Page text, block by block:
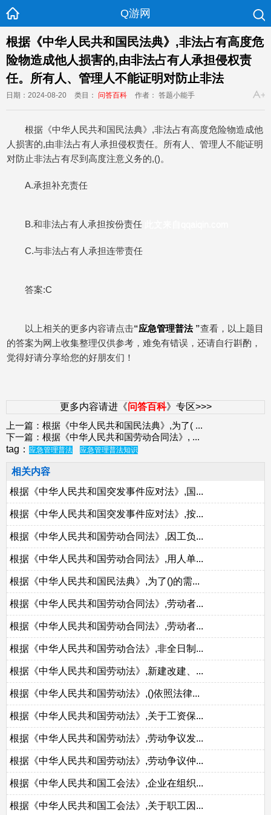
Q游网
根据《中华人民共和国民法典》,非法占有高度危
险物造成他人损害的,由非法占有人承担侵权责
任。所有人、管理人不能证明对防止非法
日期：2024-08-20 类目： 问答百科 作者： 答题小能手
根据《中华人民共和国民法典》,非法占有高度危险物造成他
人损害的,由非法占有人承担侵权责任。所有人、管理人不能证明
对防止非法占有尽到高度注意义务的,()。
A.承担补充责任
B.和非法占有人承担按份责任
C.与非法占有人承担连带责任
答案:C
以上相关的更多内容请点击“应急管理普法”查看，以上题目
的答案为网上收集整理仅供参考，难免有错误，还请自行斟酌，
觉得好请分享给您的好朋友们！
更多内容请进《问答百科》专区>>>
上一篇： 根据《中华人民共和国民法典》,为了( ...
下一篇： 根据《中华人民共和国劳动合同法》, ...
tag： 应急管理普法 应急管理普法知识
相关内容
根据《中华人民共和国突发事件应对法》,国...
根据《中华人民共和国突发事件应对法》,按...
根据《中华人民共和国劳动合同法》,因工负...
根据《中华人民共和国劳动合同法》,用人单...
根据《中华人民共和国民法典》,为了()的需...
根据《中华人民共和国劳动合同法》,劳动者...
根据《中华人民共和国劳动合同法》,劳动者...
根据《中华人民共和国劳动合法》,非全日制...
根据《中华人民共和国劳动法》,新建改建、...
根据《中华人民共和国劳动法》,()依照法律...
根据《中华人民共和国劳动法》,关于工资保...
根据《中华人民共和国劳动法》,劳动争议发...
根据《中华人民共和国劳动法》,劳动争议仲...
根据《中华人民共和国工会法》,企业在组织...
根据《中华人民共和国工会法》,关于职工因...